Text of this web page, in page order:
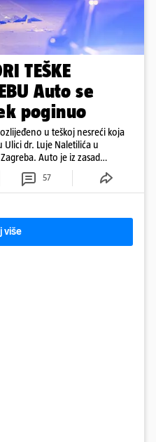
TEŠKE
Auto se
poginuo
u teškoj nesreći koja
Ulici dr. Luje Naletilića u
Auto je iz zasad
a od siline udara vozilo se
57
više